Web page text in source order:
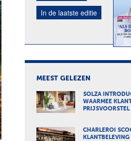
In de laatste editie
MEEST GELEZEN
SOLZA
WAARMEE
PRIJSVOORSTEL
CHARLEROI
KLANTBELEVING